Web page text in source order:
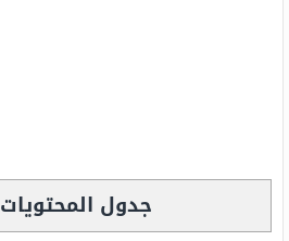
جدول المحتويات